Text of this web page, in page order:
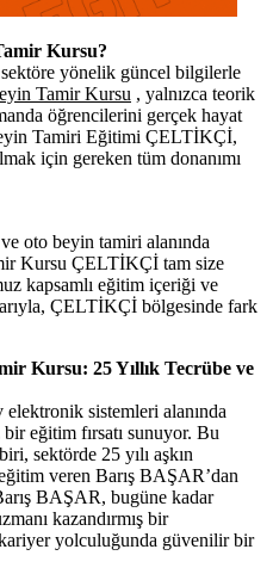
Kursu?
yönelik güncel bilgilerle
Tamir Kursu , yalnızca teorik
öğrencilerini gerçek hayat
Tamiri Eğitimi ÇELTİKÇİ,
için gereken tüm donanımı
oto beyin tamiri alanında
Kursu ÇELTİKÇİ tam size
kapsamlı eğitim içeriği ve
ÇELTİKÇİ bölgesinde fark
Kursu: 25 Yıllık Tecrübe ve
sistemleri alanında
eğitim fırsatı sunuyor. Bu
sektörde 25 yılı aşkın
veren Barış BAŞAR’dan
BAŞAR, bugüne kadar
kazandırmış bir
yolculuğunda güvenilir bir